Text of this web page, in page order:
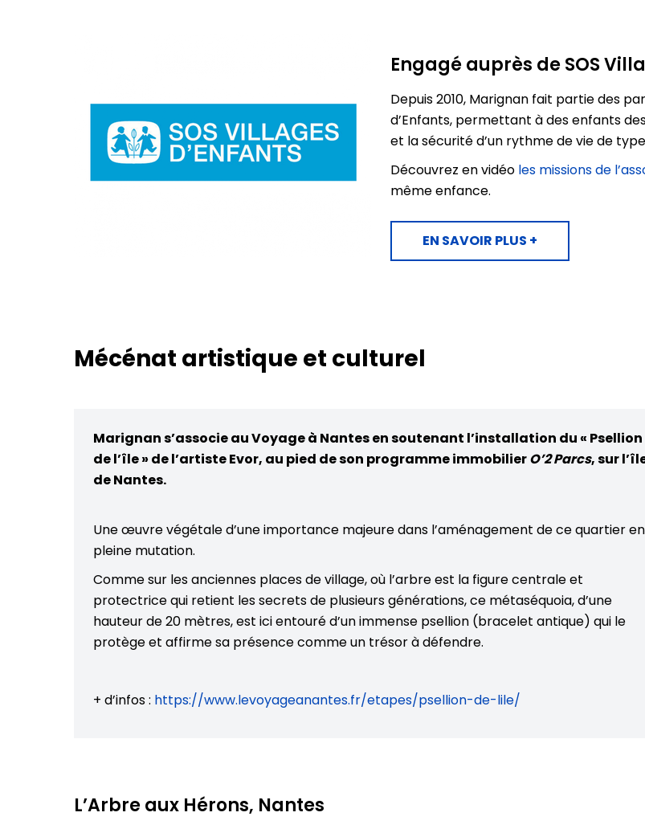
Engagé auprès de SOS
Depuis 2010, Marignan fait partie des
d’Enfants, permettant à des enfants
et la sécurité d’un rythme de vie de
Découvrez en vidéo les missions de
même enfance.
EN SAVOIR PLUS +
Mécénat artistique et culturel
Marignan s’associe au Voyage à Nantes en soutenant l’installation du « Psellion
de l’île » de l’artiste Evor, au pied de son programme immobilierO’2 Parcs, sur
de Nantes.
Une œuvre végétale d’une importance majeure dans l’aménagement de ce quartier en
pleine mutation.
Comme sur les anciennes places de village, où l’arbre est la figure centrale et
protectrice qui retient les secrets de plusieurs générations, ce métaséquoia, d’une
hauteur de 20 mètres, est ici entouré d’un immense psellion (bracelet antique) qui le
protège et affirme sa présence comme un trésor à défendre.
+ d’infos : https://www.levoyageanantes.fr/etapes/psellion-de-lile/
L’Arbre aux Hérons, Nantes